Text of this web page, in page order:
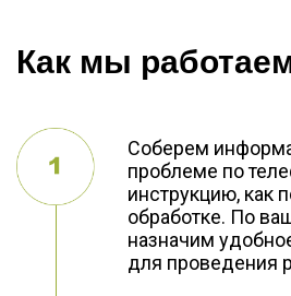
Как мы
Соберем
проблеме по
инструкцию, как
обработке. По
назначим
для проведения